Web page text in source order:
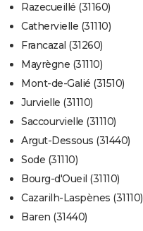
Razecueillé (31160)
Cathervielle (31110)
Francazal (31260)
Mayrègne (31110)
Mont-de-Galié (31510)
Jurvielle (31110)
Saccourvielle (31110)
Argut-Dessous (31440)
Sode (31110)
Bourg-d'Oueil (31110)
Cazarilh-Laspènes (31110)
Baren (31440)